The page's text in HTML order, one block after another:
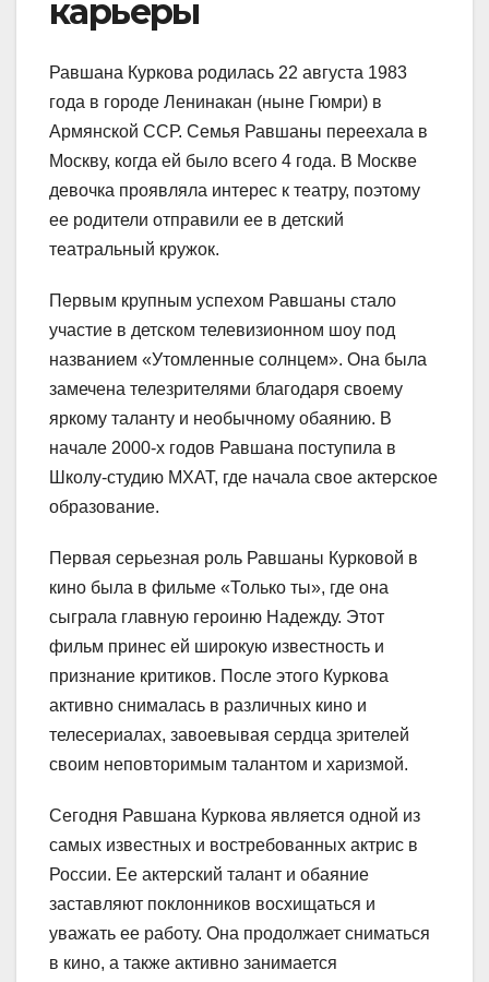
карьеры
Равшана Куркова родилась 22 августа 1983
года в городе Ленинакан (ныне Гюмри) в
Армянской ССР. Семья Равшаны переехала в
Москву, когда ей было всего 4 года. В Москве
девочка проявляла интерес к театру, поэтому
ее родители отправили ее в детский
театральный кружок.
Первым крупным успехом Равшаны стало
участие в детском телевизионном шоу под
названием «Утомленные солнцем». Она была
замечена телезрителями благодаря своему
яркому таланту и необычному обаянию. В
начале 2000-х годов Равшана поступила в
Школу-студию МХАТ, где начала свое актерское
образование.
Первая серьезная роль Равшаны Курковой в
кино была в фильме «Только ты», где она
сыграла главную героиню Надежду. Этот
фильм принес ей широкую известность и
признание критиков. После этого Куркова
активно снималась в различных кино и
телесериалах, завоевывая сердца зрителей
своим неповторимым талантом и харизмой.
Сегодня Равшана Куркова является одной из
самых известных и востребованных актрис в
России. Ее актерский талант и обаяние
заставляют поклонников восхищаться и
уважать ее работу. Она продолжает сниматься
в кино, а также активно занимается